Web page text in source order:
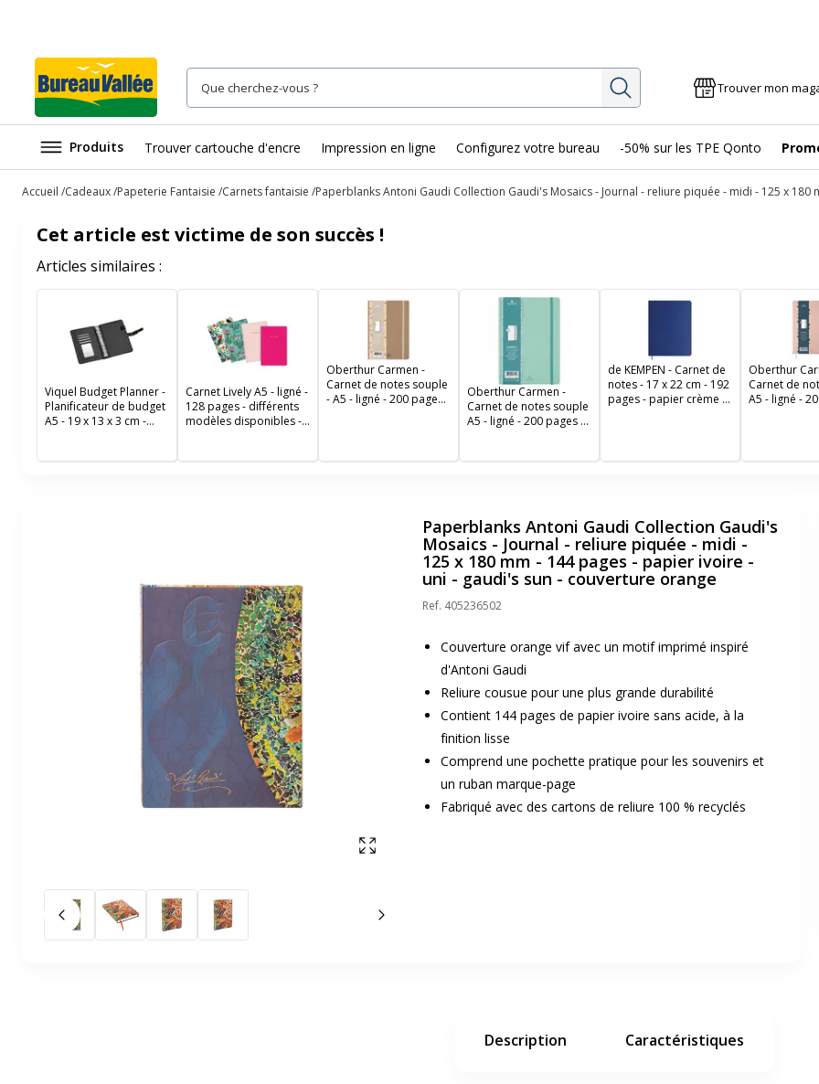
Rechercher Trouver mon
Produits Trouver cartouche d'encre Impression en ligne Configurez votre bureau -50% sur les TPE Qonto
Accueil Cadeaux Papeterie Fantaisie Carnets fantaisie Paperblanks Antoni Gaudi Collection Gaudi's Mosaics - Journal - reliure piquée - midi - 125 x
Cet article est victime de son succès !
Articles similaires :
Viquel Budget Planner -
Planificateur de budget
A5 - 19 x 13 x 3 cm -
Carnet Lively A5 - ligné -
128 pages - différents
modèles disponibles -
Oberthur Carmen -
Carnet de notes souple
- A5 - ligné - 200 pages -
Oberthur Carmen -
Carnet de notes souple
A5 - ligné - 200 pages -
de KEMPEN - Carnet de
notes - 17 x 22 cm - 192
pages - papier crème -
Oberthur
Carnet de
A5 - ligné -
Afficher en plein écran
Slide précédent Slide suivant
Paperblanks Antoni Gaudi Collection Gaudi's
Mosaics - Journal - reliure piquée - midi -
125 x 180 mm - 144 pages - papier ivoire -
uni - gaudi's sun - couverture orange
Ref. 405236502
Couverture orange vif avec un motif imprimé inspiré
d'Antoni Gaudi
Reliure cousue pour une plus grande durabilité
Contient 144 pages de papier ivoire sans acide, à la
finition lisse
Comprend une pochette pratique pour les souvenirs et
un ruban marque-page
Fabriqué avec des cartons de reliure 100 % recyclés
Description Caractéristiques